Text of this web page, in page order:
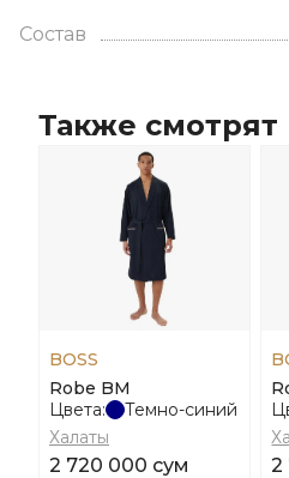
Состав
Также смотрят
BOSS
Robe BM
Цвета:
Темно-синий
Халаты
2 720 000 сум 2